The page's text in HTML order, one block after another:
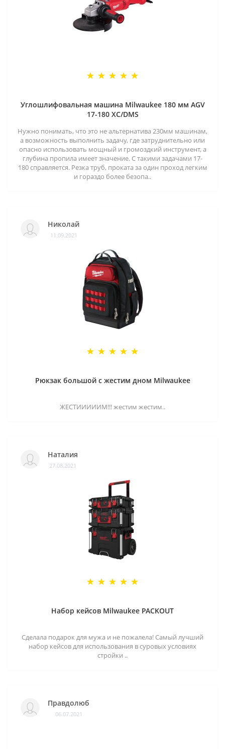
Углошлифовальная машина Milwaukee 180 мм AGV
17-180 XC/DMS
Нужно понимать, что это не альтернатива 230мм машинам,
а возможность выполнить задачу, где затруднительно или
опасно использовать мощный и громоздкий инструмент, а
глубина пропила имеет значение. С такими задачами 17-
180 справляется. Резка труб, проката за один проход легким
и гораздо более безопа..
Николай
11.09.2021
Рюкзак большой с жестим дном Milwaukee
ЖЕСТИИИИИМ!!! жестим жестим..
Наталия
27.08.2021
Набор кейсов Milwaukee PACKOUT
Сделала подарок для мужа и не пожалела! Самый лучший
набор кейсов для использования в суровых условиях
стройки ..
Правдолюб
06.07.2021